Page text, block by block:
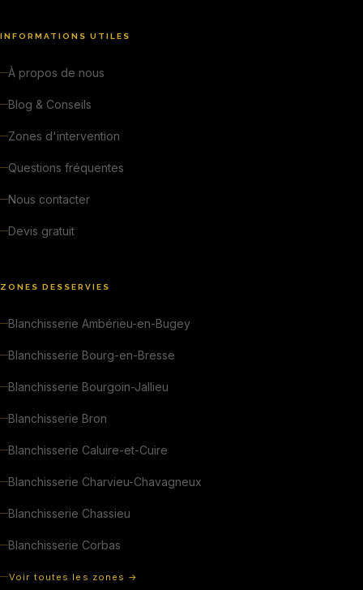
INFORMATIONS UTILES
À propos de nous
Blog & Conseils
Zones d'intervention
Questions fréquentes
Nous contacter
Devis gratuit
ZONES DESSERVIES
Blanchisserie Ambérieu-en-Bugey
Blanchisserie Bourg-en-Bresse
Blanchisserie Bourgoin-Jallieu
Blanchisserie Bron
Blanchisserie Caluire-et-Cuire
Blanchisserie Charvieu-Chavagneux
Blanchisserie Chassieu
Blanchisserie Corbas
Voir toutes les zones →